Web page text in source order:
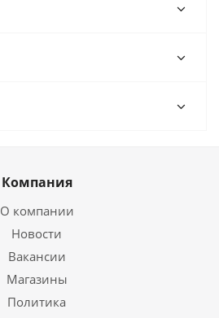
Компания
О компании
Новости
Вакансии
Магазины
Политика